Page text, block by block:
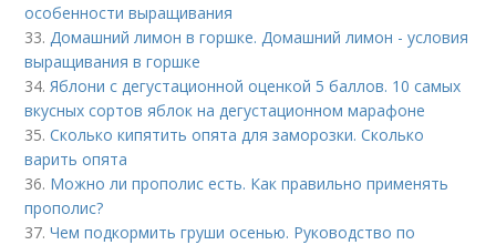
особенности выращивания
33.Домашний лимон в горшке. Домашний лимон - условия
выращивания в горшке
34.Яблони с дегустационной оценкой 5 баллов. 10 самых
вкусных сортов яблок на дегустационном марафоне
35.Сколько кипятить опята для заморозки. Сколько
варить опята
36. Можно ли прополис есть. Как правильно применять
прополис?
37.Чем подкормить груши осенью. Руководство по